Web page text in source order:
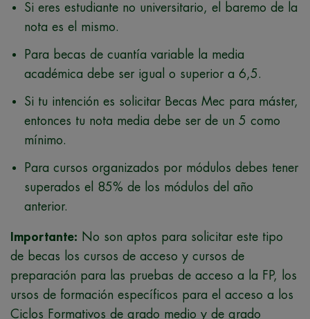
Si eres estudiante no universitario, el baremo de la
nota es el mismo.
Para becas de cuantía variable la media
académica debe ser igual o superior a 6,5.
Si tu intención es solicitar Becas Mec para máster,
entonces tu nota media debe ser de un 5 como
mínimo.
Para cursos organizados por módulos debes tener
superados el 85% de los módulos del año
anterior.
Importante: No son aptos para solicitar este tipo
de becas los cursos de acceso y cursos de
preparación para las pruebas de acceso a la FP, los
ursos de formación específicos para el acceso a los
Ciclos Formativos de grado medio y de grado